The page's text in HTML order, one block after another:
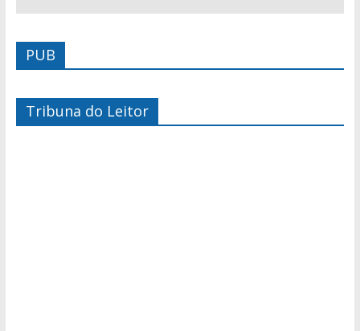
PUB
Tribuna do Leitor